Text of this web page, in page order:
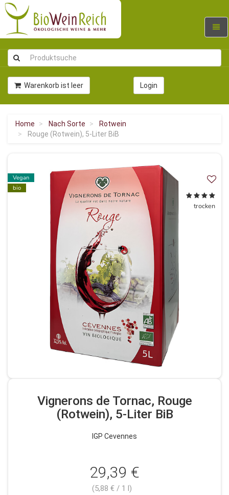
Warenkorb ist leer Login
Home Nach Sorte
Rotwein
Rouge (Rotwein), 5-Liter BiB
Vegan
bio
trocken
Vignerons de Tornac, Rouge
(Rotwein), 5-Liter BiB
IGP Cevennes
29,39 €
(5,88 € / 1 l)